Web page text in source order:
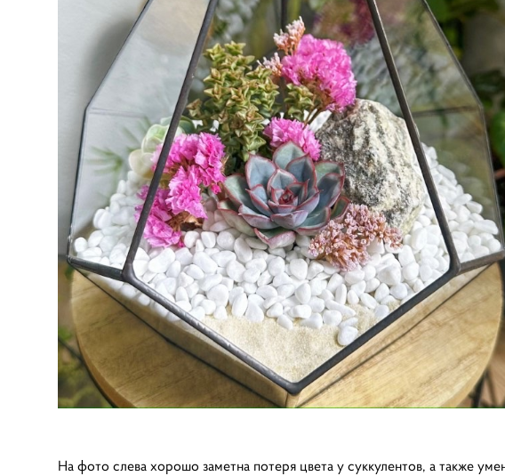
На фото слева хорошо заметна потеря цвета у суккулентов, а также